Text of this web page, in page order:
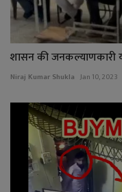
शासन की
Niraj Kumar Shukla Jan 10, 2023